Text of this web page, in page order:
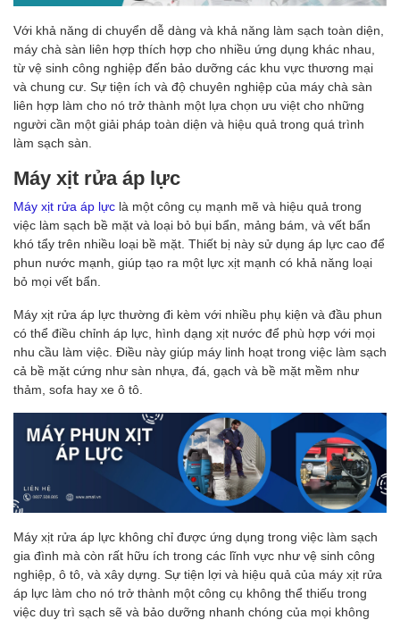
Với khả năng di chuyển dễ dàng và khả năng làm sạch toàn diện,
máy chà sàn liên hợp thích hợp cho nhiều ứng dụng khác nhau,
từ vệ sinh công nghiệp đến bảo dưỡng các khu vực thương mại
và chung cư. Sự tiện ích và độ chuyên nghiệp của máy chà sàn
liên hợp làm cho nó trở thành một lựa chọn ưu việt cho những
người cần một giải pháp toàn diện và hiệu quả trong quá trình
làm sạch sàn.
Máy xịt rửa áp lực
Máy xịt rửa áp lực là một công cụ mạnh mẽ và hiệu quả trong
việc làm sạch bề mặt và loại bỏ bụi bẩn, mảng bám, và vết bẩn
khó tẩy trên nhiều loại bề mặt. Thiết bị này sử dụng áp lực cao để
phun nước mạnh, giúp tạo ra một lực xịt mạnh có khả năng loại
bỏ mọi vết bẩn.
Máy xịt rửa áp lực thường đi kèm với nhiều phụ kiện và đầu phun
có thể điều chỉnh áp lực, hình dạng xịt nước để phù hợp với mọi
nhu cầu làm việc. Điều này giúp máy linh hoạt trong việc làm sạch
cả bề mặt cứng như sàn nhựa, đá, gạch và bề mặt mềm như
thảm, sofa hay xe ô tô.
Máy xịt rửa áp lực không chỉ được ứng dụng trong việc làm sạch
gia đình mà còn rất hữu ích trong các lĩnh vực như vệ sinh công
nghiệp, ô tô, và xây dựng. Sự tiện lợi và hiệu quả của máy xịt rửa
áp lực làm cho nó trở thành một công cụ không thể thiếu trong
việc duy trì sạch sẽ và bảo dưỡng nhanh chóng của mọi không